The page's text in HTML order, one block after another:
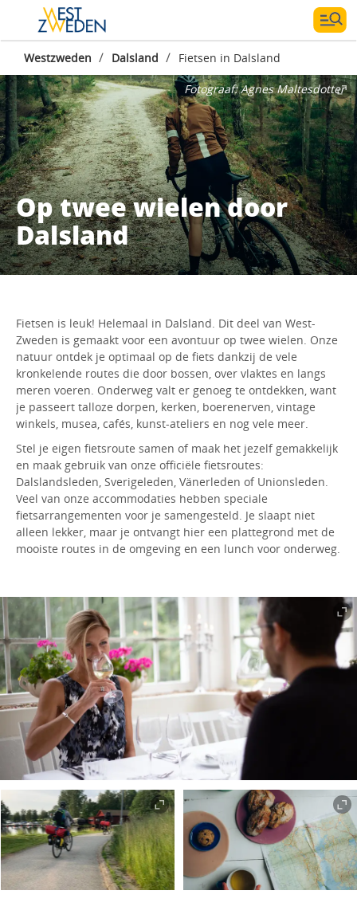
Westzweden / Dalsland / Fietsen in Dalsland
Op twee wielen door
Dalsland
Fotograaf:Agnes Maltesdotter
Fietsen is leuk! Helemaal in Dalsland. Dit deel van West-
Zweden is gemaakt voor een avontuur op twee wielen. Onze
natuur ontdek je optimaal op de fiets dankzij de vele
kronkelende routes die door bossen, over vlaktes en langs
meren voeren. Onderweg valt er genoeg te ontdekken, want
je passeert talloze dorpen, kerken, boerenerven, vintage
winkels, musea, cafés, kunst-ateliers en nog vele meer.
Stel je eigen fietsroute samen of maak het jezelf gemakkelijk
en maak gebruik van onze officiële fietsroutes:
Dalslandsleden, Sverigeleden, Vänerleden of Unionsleden.
Veel van onze accommodaties hebben speciale
fietsarrangementen voor je samengesteld. Je slaapt niet
alleen lekker, maar je ontvangt hier een plattegrond met de
mooiste routes in de omgeving en een lunch voor onderweg.